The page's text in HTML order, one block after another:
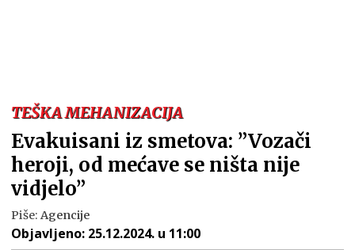
TEŠKA MEHANIZACIJA
Еvakuisani iz smetova: ”Vozači
heroji, od mećave se ništa nije
vid‌jelo”
Piše: Agencije
Objavljeno: 25.12.2024. u 11:00